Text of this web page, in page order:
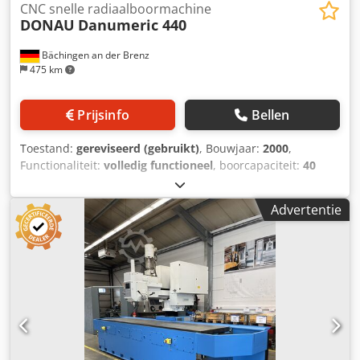
Bächingen an der Brenz
475 km
CNC snelle radiaalboormachine
DONAU Danumeric 440
Prijsinfo Bellen
Toestand: gereviseerd (gebruikt), Bouwjaar: 2000,
Functionaliteit: volledig functioneel, boorcapaciteit: 40
, quill diameter:
Machine-uitvoering • Werktafel 1800 x 600 mm met 4 T-
sleuven • Uitslagarmverplaatsing 1050 mm • Boorspindel
SK 40 met gereedschapsklem-inrichting • Traploze
toerentalprogrammering • Traploze pen-invoeding via
draaistroom-servomotor • 2 T-sleuven 18 mm aan de
achterzijde van het machineonderstel • 2 T-sleuven 18 mm
aan de linkerzijde van het machineonderstel • Draadsnij-
inrichting • Centrale smering • Koelmiddelinstallatie •
Machinelamp • CE-markering • Beveiligingsinrichting •
USB-interface Afmetingen en verplaatsingen
Advertentie